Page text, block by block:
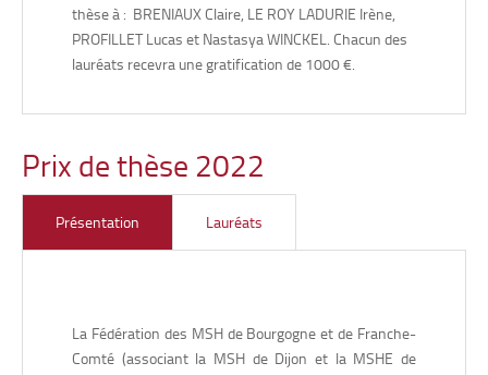
Mots-clés : honte, littérature médiévale, histoire des
émotions, poétique, idéologie.
thèse à : BRENIAUX Claire, LE ROY LADURIE Irène,
PROFILLET Lucas et Nastasya WINCKEL. Chacun des
lauréats recevra une gratification de 1000 €.
• Claire BRENIAUX,Centre interlangue texte, image,
langage (TIL – UR 4187 – Université de Bourgogne), pour
sa thèse en Langues, littératures et civilisations anglaise et
anglo-saxonnes (Civilisation britannique contemporaine),
soutenue le 3 décembre 2021.
– Mots-clés : identité nationale, nationalisme, jeunesse,
Prix de thèse 2022
Présentation Lauréats
La Fédération des MSH de Bourgogne et de Franche-
Comté (associant la MSH de Dijon et la MSHE de